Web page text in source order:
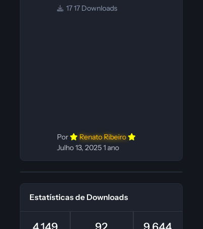
Steam Idioma Suportado: Inglês
17 Downloads
Por
Renato Ribeiro
Julho 13, 20251 ano
Estatísticas de Downloads